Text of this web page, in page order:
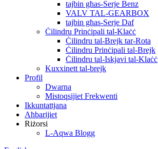
tajbin għas-Serje Benz
VALV TAL-GEARBOX
tajbin għas-Serje Daf
Ċilindru Prinċipali tal-Klaċċ
Ċilindru tal-Brejk tar-Rota
Ċilindru Prinċipali tal-Brejk
Ċilindru tal-Iskjavi tal-Klaċċ
Kuxxinett tal-brejk
Profil
Dwarna
Mistoqsijiet Frekwenti
Ikkuntattjana
Aħbarijiet
Riżorsi
L-Aqwa Blogg